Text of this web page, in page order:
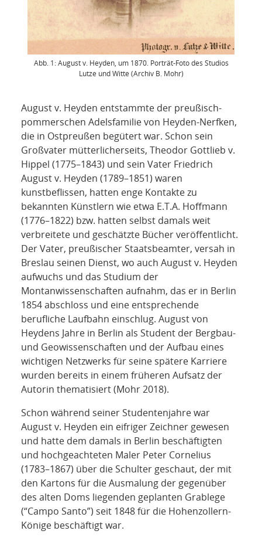
Abb. 1: August v. Heyden, um 1870. Porträt-Foto des Studios
Lutze und Witte (Archiv B. Mohr)
August v. Heyden entstammte der preußisch-
pommerschen Adelsfamilie von Heyden-Nerfken,
die in Ostpreußen begütert war. Schon sein
Großvater mütterlicherseits, Theodor Gottlieb v.
Hippel (1775–1843) und sein Vater Friedrich
August v. Heyden (1789–1851) waren
kunstbeflissen, hatten enge Kontakte zu
bekannten Künstlern wie etwa E.T.A. Hoffmann
(1776–1822) bzw. hatten selbst damals weit
verbreitete und geschätzte Bücher veröffentlicht.
Der Vater, preußischer Staatsbeamter, versah in
Breslau seinen Dienst, wo auch August v. Heyden
aufwuchs und das Studium der
Montanwissenschaften aufnahm, das er in Berlin
1854 abschloss und eine entsprechende
berufliche Laufbahn einschlug. August von
Heydens Jahre in Berlin als Student der Bergbau-
und Geowissenschaften und der Aufbau eines
wichtigen Netzwerks für seine spätere Karriere
wurden bereits in einem früheren Aufsatz der
Autorin thematisiert (Mohr 2018).
Schon während seiner Studentenjahre war
August v. Heyden ein eifriger Zeichner gewesen
und hatte dem damals in Berlin beschäftigten
und hochgeachteten Maler Peter Cornelius
(1783–1867) über die Schulter geschaut, der mit
den Kartons für die Ausmalung der gegenüber
des alten Doms liegenden geplanten Grablege
(“Campo Santo”) seit 1848 für die Hohenzollern-
Könige beschäftigt war.